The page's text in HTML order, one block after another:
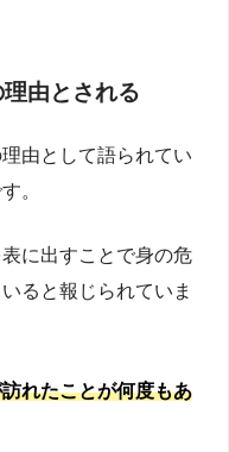
由とされる
由として語られてい
。
に出すことで身の危
ると報じられていま
れたことが何度もあ